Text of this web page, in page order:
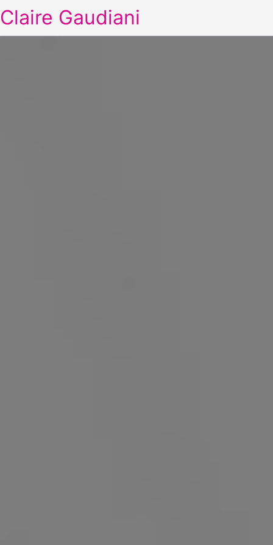
Claire Gaudiani